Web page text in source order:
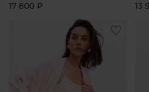
17 800 ₽
13